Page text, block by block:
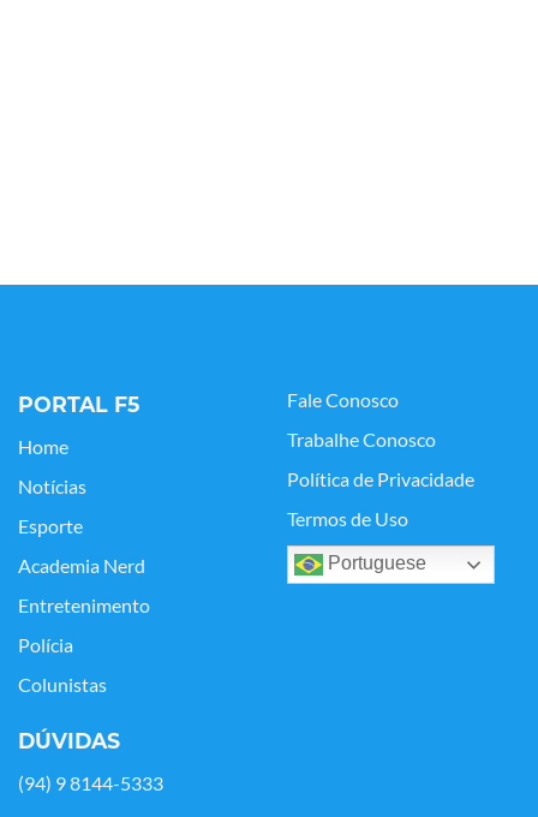
PORTAL F5
Home
Notícias
Esporte
Academia Nerd
Entretenimento
Polícia
Colunistas
Fale Conosco
Trabalhe Conosco
Política de Privacidade
Termos de Uso
Portuguese
DÚVIDAS
(94) 9 8144-5333